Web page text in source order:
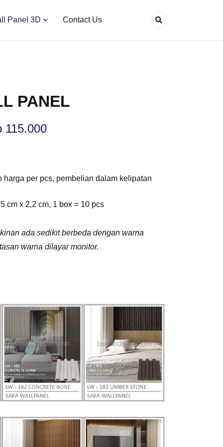
Panel 3D Contact Us
PANEL
115.000
harga per pcs, pembelian dalam kelipatan
cm x 2,2 cm, 1 box = 10 pcs
ada sedikit berbeda dengan warna
warna dilayar monitor.